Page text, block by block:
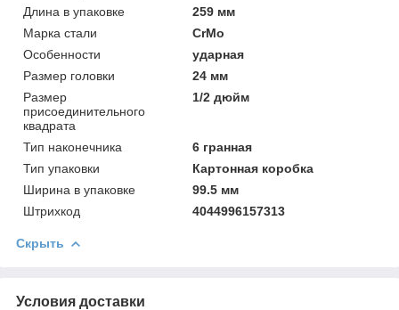
Длинa в упаковке
259 мм
Марка стали
СrMo
Особенности
ударная
Размер головки
24 мм
Размер
присоединительного
квадрата
1/2 дюйм
Тип наконечника
6 гранная
Тип упаковки
Картонная коробка
Ширинa в упаковке
99.5 мм
Штрихкод
4044996157313
Скрыть
Условия доставки